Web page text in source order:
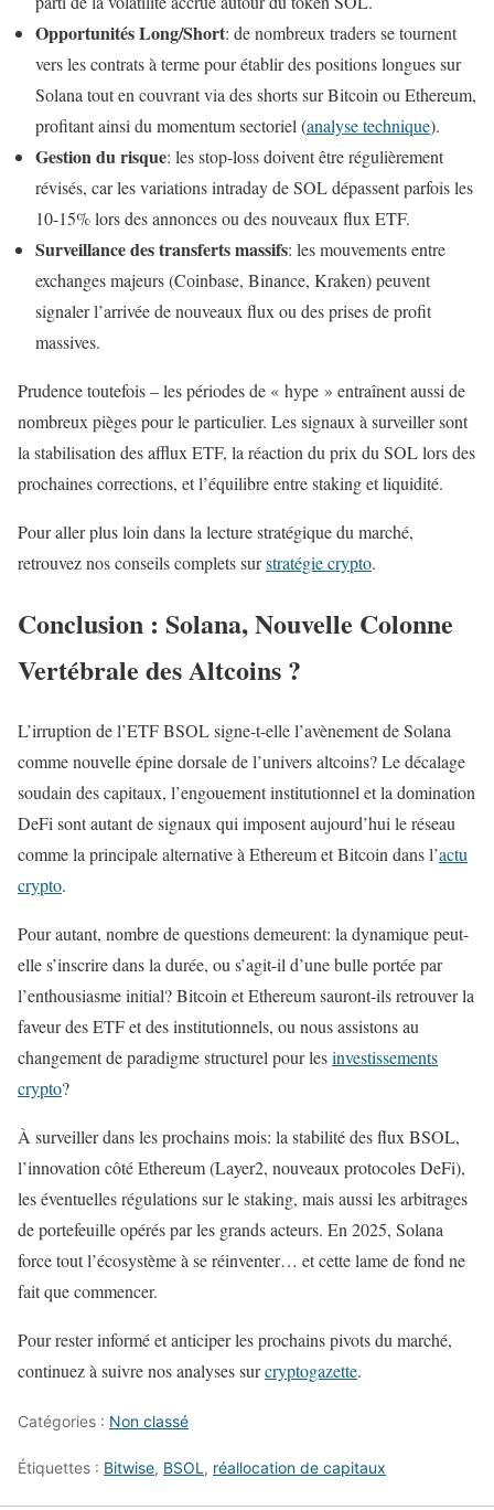
Opportunités Long/Short: de nombreux traders se tournent
vers les contrats à terme pour établir des positions longues sur
Solana tout en couvrant via des shorts sur Bitcoin ou Ethereum,
profitant ainsi du momentum sectoriel (analyse technique).
Gestion du risque: les stop-loss doivent être régulièrement
révisés, car les variations intraday de SOL dépassent parfois les
10-15% lors des annonces ou des nouveaux flux ETF.
Surveillance des transferts massifs: les mouvements entre
exchanges majeurs (Coinbase, Binance, Kraken) peuvent
signaler l’arrivée de nouveaux flux ou des prises de profit
massives.
Prudence toutefois – les périodes de « hype » entraînent aussi de
nombreux pièges pour le particulier. Les signaux à surveiller sont
la stabilisation des afflux ETF, la réaction du prix du SOL lors des
prochaines corrections, et l’équilibre entre staking et liquidité.
Pour aller plus loin dans la lecture stratégique du marché,
retrouvez nos conseils complets surstratégie crypto.
Conclusion : Solana, Nouvelle Colonne
Vertébrale des Altcoins ?
L’irruption de l’ETF BSOL signe-t-elle l’avènement de Solana
comme nouvelle épine dorsale de l’univers altcoins? Le décalage
soudain des capitaux, l’engouement institutionnel et la domination
DeFi sont autant de signaux qui imposent aujourd’hui le réseau
comme la principale alternative à Ethereum et Bitcoin dans l’actu
crypto.
Pour autant, nombre de questions demeurent: la dynamique peut-
elle s’inscrire dans la durée, ou s’agit-il d’une bulle portée par
l’enthousiasme initial? Bitcoin et Ethereum sauront-ils retrouver la
faveur des ETF et des institutionnels, ou nous assistons au
changement de paradigme structurel pour lesinvestissements
crypto?
À surveiller dans les prochains mois: la stabilité des flux BSOL,
l’innovation côté Ethereum (Layer2, nouveaux protocoles DeFi),
les éventuelles régulations sur le staking, mais aussi les arbitrages
de portefeuille opérés par les grands acteurs. En 2025, Solana
force tout l’écosystème à se réinventer… et cette lame de fond ne
fait que commencer.
Pour rester informé et anticiper les prochains pivots du marché,
continuez à suivre nos analyses surcryptogazette.
Catégories : Non classé
Étiquettes : Bitwise, BSOL , réallocation de capitaux